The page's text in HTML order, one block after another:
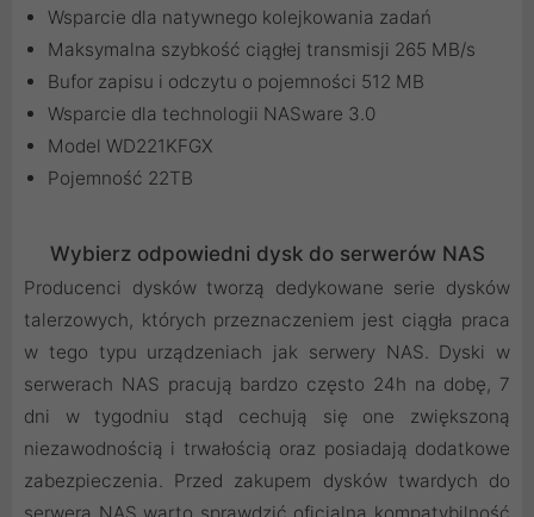
Wsparcie dla natywnego kolejkowania zadań
Maksymalna szybkość ciągłej transmisji 265 MB/s
Bufor zapisu i odczytu o pojemności 512 MB
Wsparcie dla technologii NASware 3.0
Model WD221KFGX
Pojemność 22TB
Wybierz odpowiedni dysk do serwerów NAS
Producenci dysków tworzą dedykowane serie dysków
talerzowych, których przeznaczeniem jest ciągła praca
w tego typu urządzeniach jak serwery NAS. Dyski w
serwerach NAS pracują bardzo często 24h na dobę, 7
dni w tygodniu stąd cechują się one zwiększoną
niezawodnością i trwałością oraz posiadają dodatkowe
zabezpieczenia. Przed zakupem dysków twardych do